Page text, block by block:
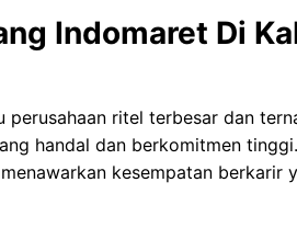
Indomaret Di
perusahaan ritel terbesar dan
handal dan berkomitmen
kesempatan berkarir